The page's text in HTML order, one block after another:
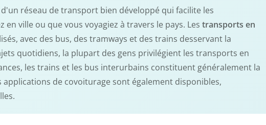
réseau de transport bien développé qui facilite les
en ville ou que vous voyagiez à travers le pays. Les transports en
avec des bus, des tramways et des trains desservant la
quotidiens, la plupart des gens privilégient les transports en
les trains et les bus interurbains constituent généralement la
applications de covoiturage sont également disponibles,